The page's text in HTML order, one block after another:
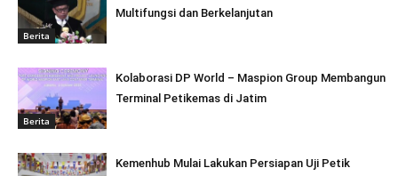
Berita
Multifungsi dan Berkelanjutan
Berita
Kolaborasi DP World – Maspion Group Membangun
Terminal Petikemas di Jatim
Kemenhub Mulai Lakukan Persiapan Uji Petik